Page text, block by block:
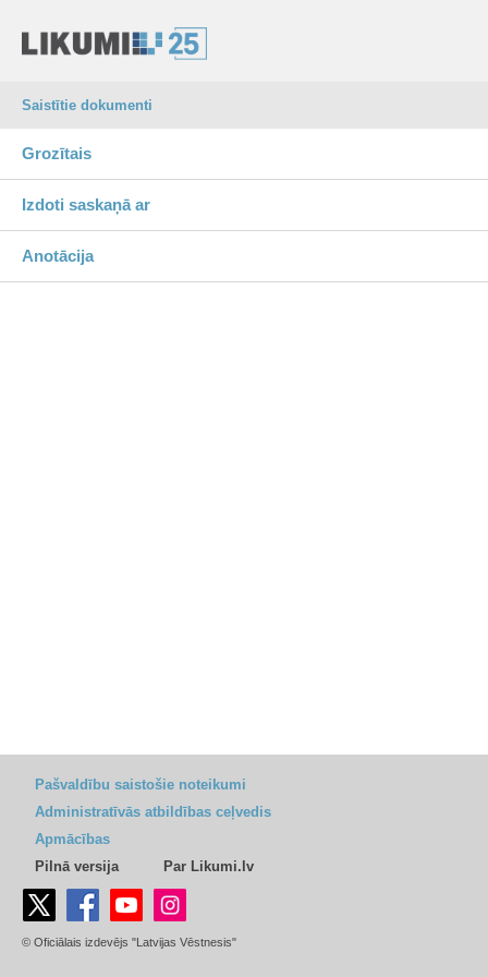
Saistītie dokumenti
Grozītais
Izdoti saskaņā ar
Anotācija
Pašvaldību saistošie noteikumi
Administratīvās atbildības ceļvedis
Apmācības
Pilnā versija
Par Likumi.lv
© Oficiālais izdevējs "Latvijas Vēstnesis"